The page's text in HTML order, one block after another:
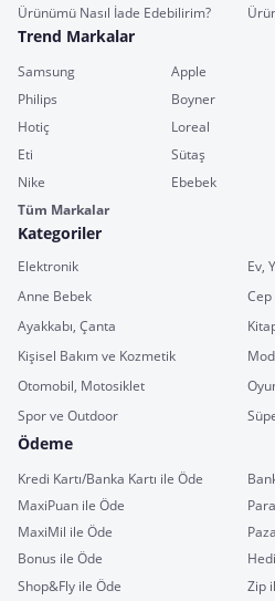
Ürünümü Nasıl İade Edebilirim?
Trend Markalar
Samsung Apple
Philips
Boyner
Hotiç
Loreal
Eti
Sütaş
Nike
Ebebek
Tüm Markalar
Kategoriler
Elektronik
Ev,
Anne Bebek
Ayakkabı, Çanta
Kişisel Bakım ve Kozmetik
Otomobil, Motosiklet
Spor ve Outdoor
Ödeme
Kredi Kartı/Banka Kartı ile Öde
MaxiPuan ile Öde
MaxiMil ile Öde
Bonus ile Öde
Shop&Fly ile Öde
Zip